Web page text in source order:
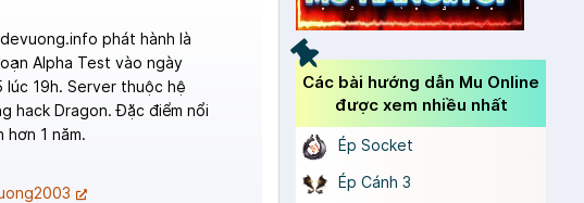
phát hành là
Alpha Test vào ngày
lúc 19h. Server thuộc hệ
hack Dragon. Đặc điểm nổi
1 năm.
Các bài hướng dẫn Mu Online
được xem nhiều nhất
Ép Socket
Ép Cánh 3